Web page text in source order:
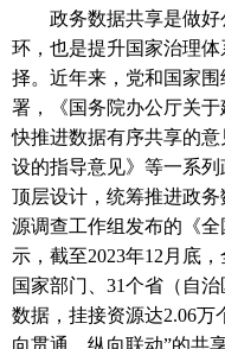
政务数据共享是做好
环，也是提升国家治理
择。近年来，党和国家
署，《国务院办公厅关
快推进数据有序共享的
设的指导意见》等一系
顶层设计，统筹推进政
源调查工作组发布的《
示，截至2023年12月底
国家部门、31个省（自
数据，挂接资源达2.06万
向贯通、纵向联动”的共